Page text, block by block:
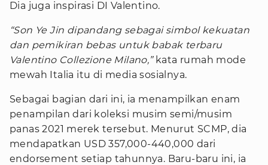
Dia juga inspirasi DI Valentino.
“Son Ye Jin dipandang sebagai simbol kekuatan
dan pemikiran bebas untuk babak terbaru
Valentino Collezione Milano,”kata rumah mode
mewah Italia itu di media sosialnya.
Sebagai bagian dari ini, ia menampilkan enam
penampilan dari koleksi musim semi/musim
panas 2021 merek tersebut. Menurut SCMP, dia
mendapatkan USD 357,000-440,000 dari
endorsement setiap tahunnya. Baru-baru ini, ia